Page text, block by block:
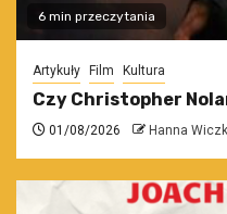
6 min przeczytania
Artykuły Film Kultura
Czy Christopher
01/08/2026 Hanna